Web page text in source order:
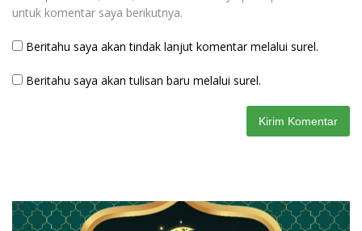
untuk komentar saya berikutnya.
Beritahu saya akan tindak lanjut komentar melalui surel.
Beritahu saya akan tulisan baru melalui surel.